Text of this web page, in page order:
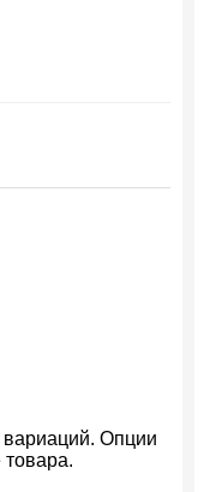
вариаций. Опции